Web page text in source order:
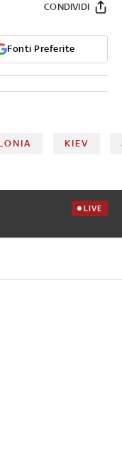
Fonti Preferite
CONDIVIDI
KIEV
LIVE